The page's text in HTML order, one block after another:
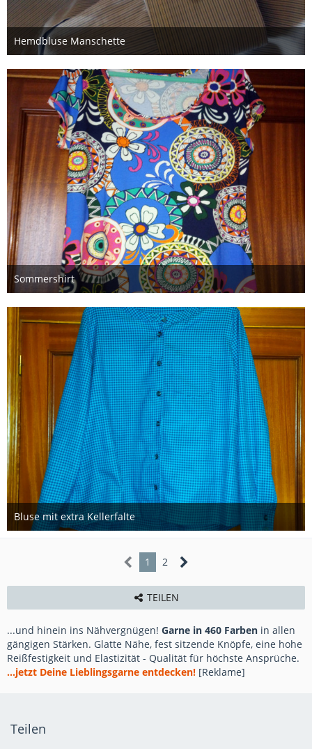
Hemdbluse Manschette
22. Februar 2019
Sommershirt
15. Juni 2019
Bluse mit extra Kellerfalte
21. Oktober 2020
1 2
TEILEN
...und hinein ins Nähvergnügen! Garne in 460 Farben in allen
gängigen Stärken. Glatte Nähe, fest sitzende Knöpfe, eine hohe
Reißfestigkeit und Elastizität - Qualität für höchste Ansprüche.
...jetzt Deine Lieblingsgarne entdecken! [Reklame]
Teilen